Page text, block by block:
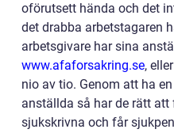
oförutsett hända och det
det drabba arbetstagaren
arbetsgivare har sina
www.afaforsakring.se,
nio av tio. Genom att ha
anställda så har de rätt
sjukskrivna och får